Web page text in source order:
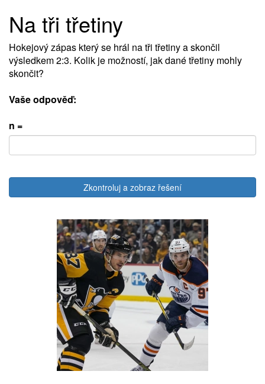
Na tři třetiny
Hokejový zápas který se hrál na tři třetiny a skončil
výsledkem 2:3. Kolik je možností, jak dané třetiny mohly
skončit?
Vaše odpověď:
n =
Zkontroluj a zobraz řešení